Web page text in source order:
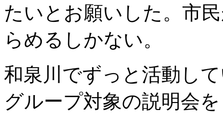
たいとお願いした。市
らめるしかない。
和泉川でずっと活動し
グループ対象の説明会